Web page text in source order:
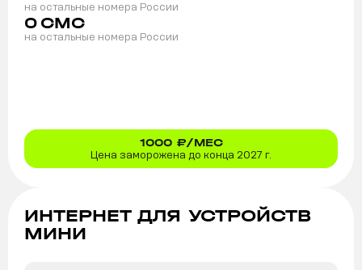
на остальные номера России
0 СМС
на остальные номера России
1000 ₽/МЕС
Цена заморожена до конца 2027 г.
ИНТЕРНЕТ ДЛЯ УСТРОЙСТВ
МИНИ